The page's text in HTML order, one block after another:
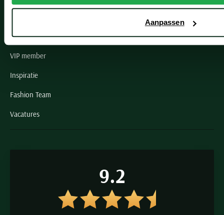
Aanpassen
Paul & Shark specialist
VIP member
Inspiratie
Fashion Team
Vacatures
9.2